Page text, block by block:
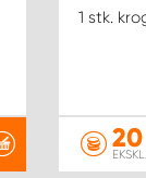
1 stk.
20